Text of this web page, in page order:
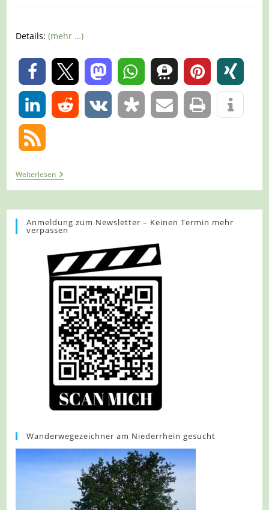
Details:(mehr …)
0
0
WeiterlesenTour
1014
–
–
Der
Burgenweg
Anmeldung zum Newsletter – Keinen Termin mehr
verpassen
Wanderwegezeichner am Niederrhein gesucht